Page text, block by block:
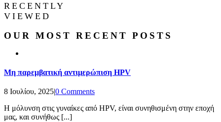
RECENTLY
VIEWED
OUR MOST RECENT POSTS
Μη παρεμβατική αντιμερώπιση HPV
8 Ιουλίου, 20250 Comments
Η μόλυνση στις γυναίκες από HPV, είναι συνηθισμένη στην εποχή
μας, και συνήθως [...]